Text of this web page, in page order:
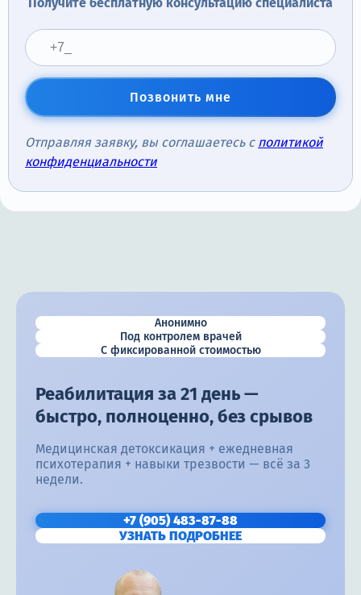
Позвонить мне
Отправляя заявку, вы соглашаетесь с политикой
конфиденциальности
Анонимно
Под контролем врачей
С фиксированной стоимостью
Реабилитация за 21 день —
быстро, полноценно, без срывов
Медицинская детоксикация + ежедневная
психотерапия + навыки трезвости — всё за 3
недели.
+7 (905) 483-87-88
УЗНАТЬ ПОДРОБНЕЕ